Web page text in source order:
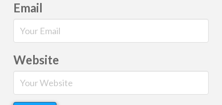
Email
Website